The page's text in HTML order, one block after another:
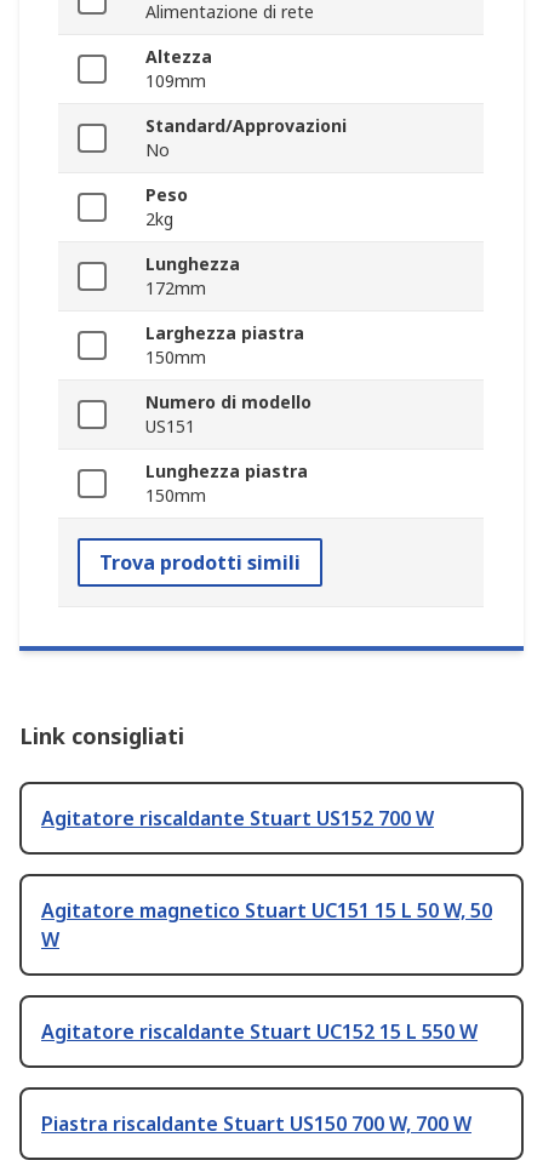
Alimentazione di rete
Altezza
109mm
Standard/Approvazioni
No
Peso
2kg
Lunghezza
172mm
Larghezza piastra
150mm
Numero di modello
US151
Lunghezza piastra
150mm
Trova prodotti simili
Link consigliati
Agitatore riscaldante Stuart US152 700 W
Agitatore magnetico Stuart UC151 15 L 50 W, 50
W
Agitatore riscaldante Stuart UC152 15 L 550 W
Piastra riscaldante Stuart US150 700 W, 700 W